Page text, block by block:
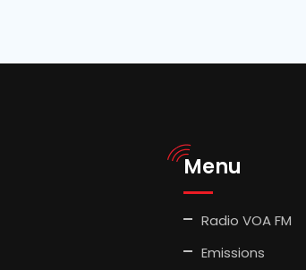
Menu
Radio VOA FM
Emissions